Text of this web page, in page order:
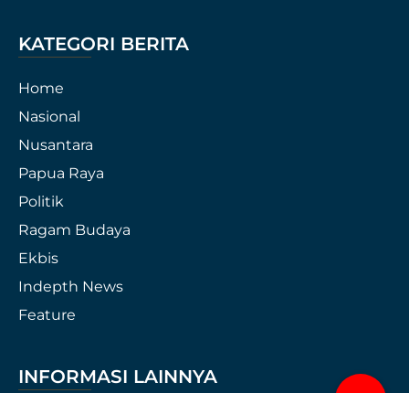
KATEGORI BERITA
Home
Nasional
Nusantara
Papua Raya
Politik
Ragam Budaya
Ekbis
Indepth News
Feature
INFORMASI LAINNYA